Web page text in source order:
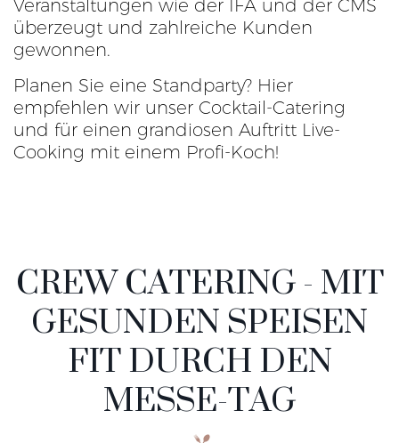
Veranstaltungen wie der IFA und der CMS
überzeugt und zahlreiche Kunden
gewonnen.
Planen Sie eine Standparty? Hier
empfehlen wir unser Cocktail-Catering
und für einen grandiosen Auftritt Live-
Cooking mit einem Profi-Koch!
CREW CATERING - MIT
GESUNDEN SPEISEN
FIT DURCH DEN
MESSE-TAG